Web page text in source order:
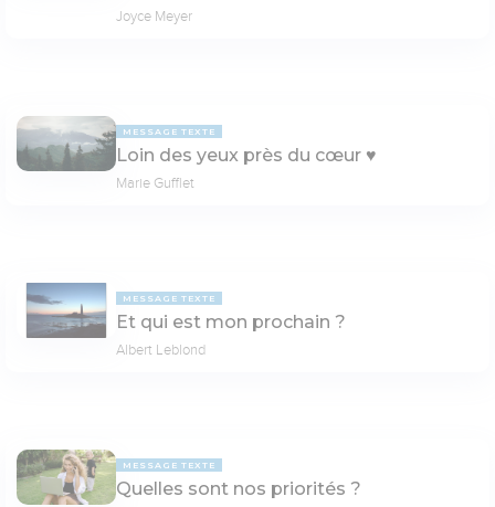
Joyce Meyer
MESSAGE TEXTE
Loin des yeux près du cœur ♥️
Marie Gufflet
MESSAGE TEXTE
Et qui est mon prochain ?
Albert Leblond
MESSAGE TEXTE
Quelles sont nos priorités ?